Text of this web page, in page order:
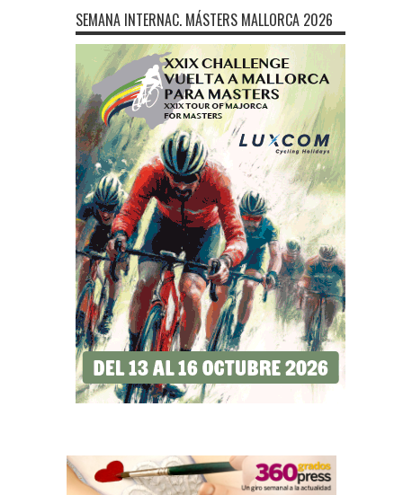
SEMANA INTERNAC. MÁSTERS MALLORCA 2026